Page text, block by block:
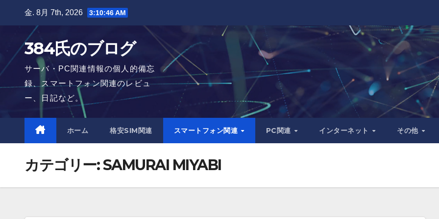
金. 8月 7th, 2026 3:10:46 AM
384氏のブログ
サーバ・PC関連情報の個人的備忘
録、スマートフォン関連のレビュ
ー、日記など。
ホーム 格安SIM関連 スマートフォン関連 PC関連 インターネット その他
カテゴリー:SAMURAI MIYABI